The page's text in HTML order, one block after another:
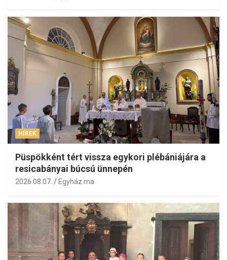
HÍREK
Püspökként tért vissza egykori plébániájára a
resicabányai búcsú ünnepén
2026.08.07. Egyház.ma